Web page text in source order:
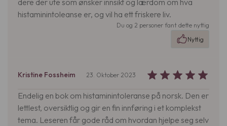
dere der ute som ønsker innsikt og lærdom om hva
histaminintoleanse er, og vil ha ett friskere liv.
Du og 2 personer fant dette nyttig
Nyttig
Kristine Fossheim 23. Oktober 2023
Endelig en bok om histaminintoleranse på norsk. Den er
lettlest, oversiktlig og gir en fin innføring i et komplekst
tema. Leseren får gode råd om hvordan hjelpe seg selv